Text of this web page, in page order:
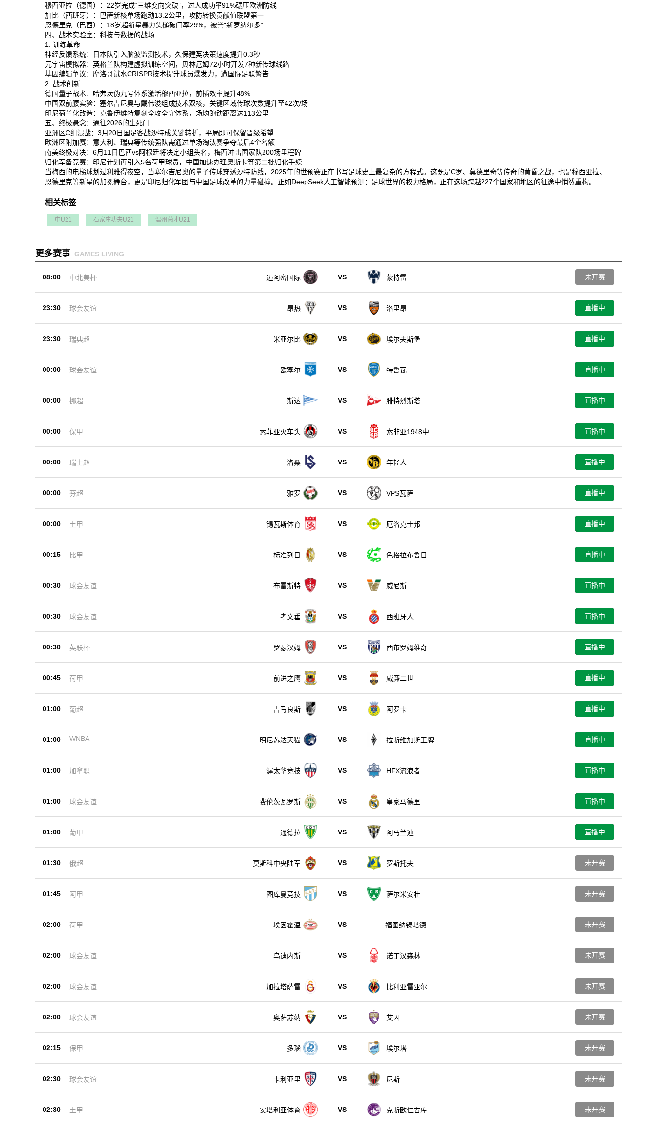
穆西亚拉‌（德国）：22岁完成“三维变向突破”，过人成功率91%碾压欧洲防线‌
加比‌（西班牙）：巴萨新核单场跑动13.2公里，攻防转换贡献值联盟第一‌
恩德里克‌（巴西）：18岁超新星暴力头槌破门率29%，被誉“新罗纳尔多”‌
四、战术实验室：科技与数据的战场
1. 训练革命
神经反馈系统‌：日本队引入脑波监测技术，久保建英决策速度提升0.3秒‌
元宇宙模拟器‌：英格兰队构建虚拟训练空间，贝林厄姆72小时开发7种新传球线路‌
基因编辑争议‌：摩洛哥试水CRISPR技术提升球员爆发力，遭国际足联警告‌
2. 战术创新
德国量子战术‌：哈弗茨伪九号体系激活穆西亚拉，前插效率提升48%‌
中国双前腰实验‌：塞尔吉尼奥与戴伟浚组成技术双核，关键区域传球次数提升至42次/场‌
印尼荷兰化改造‌：克鲁伊维特复刻全攻全守体系，场均跑动距离达113公里‌
五、终极悬念：通往2026的生死门
亚洲区C组混战‌：3月20日国足客战沙特成关键转折，平局即可保留晋级希望‌
欧洲区附加赛‌：意大利、瑞典等传统强队需通过单场淘汰赛争夺最后4个名额‌
南美终极对决‌：6月11日巴西vs阿根廷将决定小组头名，梅西冲击国家队200场里程碑‌
归化军备竞赛‌：印尼计划再引入5名荷甲球员，中国加速办理奥斯卡等第二批归化手续‌
当梅西的电梯球划过利雅得夜空，当塞尔吉尼奥的量子传球穿透沙特防线，2025年的世预赛正在书写足球史上最复杂的方程式。这既是C罗、莫德里奇等传奇的黄昏之战，也是穆西亚拉、
恩德里克等新星的加冕舞台，更是印尼归化军团与中国足球改革的力量碰撞。正如DeepSeek人工智能预测：足球世界的权力格局，正在这场跨越227个国家和地区的征途中悄然重构‌。
相关标签
中U21 石家庄功夫U21 温州茵才U21
更多赛事 GAMES LIVING
08:00 中北美杯 迈阿密国际 VS 蒙特雷 未开赛
23:30 球会友谊 昂热 VS 洛里昂 直播中
23:30 瑞典超 米亚尔比 VS 埃尔夫斯堡 直播中
00:00 球会友谊 欧塞尔 VS 特鲁瓦 直播中
00:00 挪超 斯达 VS 腓特烈斯塔 直播中
00:00 保甲 索菲亚火车头 VS
索非亚1948中央
直播中
00:00 瑞士超 洛桑 VS 年轻人 直播中
00:00 芬超 雅罗 VS VPS瓦萨 直播中
00:00 土甲 锡瓦斯体育 VS 厄洛克士邦 直播中
00:15 比甲 标准列日 VS 色格拉布鲁日 直播中
00:30 球会友谊 布雷斯特 VS 威尼斯 直播中
00:30 球会友谊 考文垂 VS 西班牙人 直播中
00:30 英联杯 罗瑟汉姆 VS 西布罗姆维奇 直播中
00:45 荷甲 前进之鹰 VS 威廉二世 直播中
01:00 葡超 吉马良斯 VS 阿罗卡 直播中
01:00 WNBA 明尼苏达天猫 VS 拉斯维加斯王牌 直播中
01:00 加拿职 渥太华竞技 VS HFX流浪者 直播中
01:00 球会友谊 费伦茨瓦罗斯 VS 皇家马德里 直播中
01:00 葡甲 通德拉 VS 阿马兰迪 直播中
01:30 俄超 莫斯科中央陆军 VS 罗斯托夫 未开赛
01:45 阿甲 图库曼竞技 VS 萨尔米安杜 未开赛
02:00 荷甲 埃因霍温 VS 福图纳锡塔德 未开赛
02:00 球会友谊 乌迪内斯 VS 诺丁汉森林 未开赛
02:00 球会友谊 加拉塔萨雷 VS 比利亚雷亚尔 未开赛
02:00 球会友谊 奥萨苏纳 VS 艾因 未开赛
02:15 保甲 多瑙 VS 埃尔塔 未开赛
02:30 球会友谊 卡利亚里 VS 尼斯 未开赛
02:30 土甲 安塔利亚体育 VS 克斯欧仁古库 未开赛